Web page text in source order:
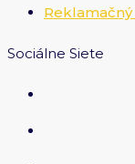
Sociálne Siete